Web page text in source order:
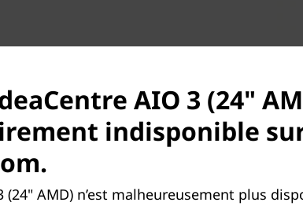
Avec son cadre
AIO 3 (24"
indisponible
(24" AMD) n’est malheureusement plus